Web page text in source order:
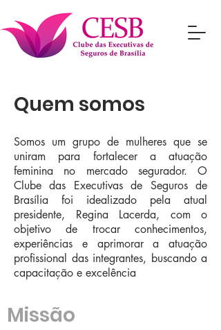
Quem somos
Somos um grupo de mulheres que se
uniram para fortalecer a atuação
feminina no mercado segurador. O
Clube das Executivas de Seguros de
Brasília foi idealizado pela atual
presidente, Regina Lacerda, com o
objetivo de trocar conhecimentos,
experiências e aprimorar a atuação
profissional das integrantes, buscando a
capacitação e excelência
Missão